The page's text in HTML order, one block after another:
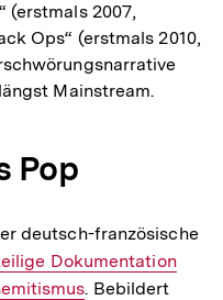
(erstmals 2007,
Ops“ (erstmals 2010,
Mainstream.
Pop
deutsch-französische
Dokumentation
. Bebildert